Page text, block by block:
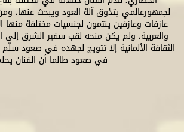
لجمهورعالمي يتذوق آلة العود ويبحث عنها،
عازفات وعازفين ينتمون لجنسيات مختلفة منها
والعربية، ولم يكن منحه لقب سفير الشرق إلى
الثقافة الألمانية إلا تتويج لجهده في صعود
في صعود طالما أن الفنان